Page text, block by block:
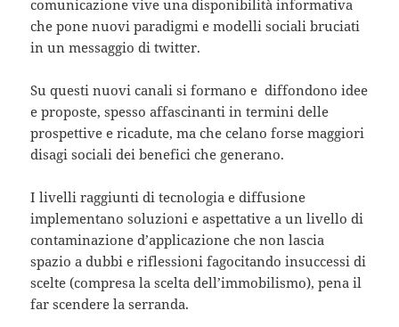
comunicazione vive una disponibilità informativa
che pone nuovi paradigmi e modelli sociali bruciati
in un messaggio di twitter.
Su questi nuovi canali si formano e diffondono idee
e proposte, spesso affascinanti in termini delle
prospettive e ricadute, ma che celano forse maggiori
disagi sociali dei benefici che generano.
I livelli raggiunti di tecnologia e diffusione
implementano soluzioni e aspettative a un livello di
contaminazione d’applicazione che non lascia
spazio a dubbi e riflessioni fagocitando insuccessi di
scelte (compresa la scelta dell’immobilismo), pena il
far scendere la serranda.